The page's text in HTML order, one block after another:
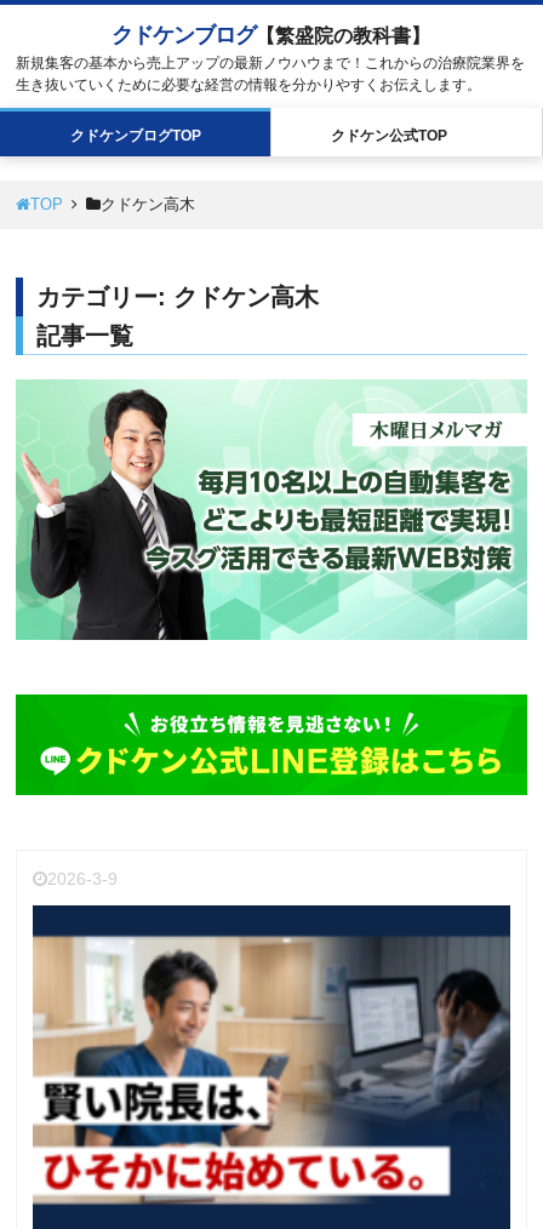
クドケンブログ【繁盛院の教科書】
新規集客の基本から売上アップの最新ノウハウまで！これからの治療院業界を
生き抜いていくために必要な経営の情報を分かりやすくお伝えします。
クドケンブログTOP クドケン公式TOP
TOP クドケン高木
カテゴリー: クドケン高木
記事一覧
2026-3-9